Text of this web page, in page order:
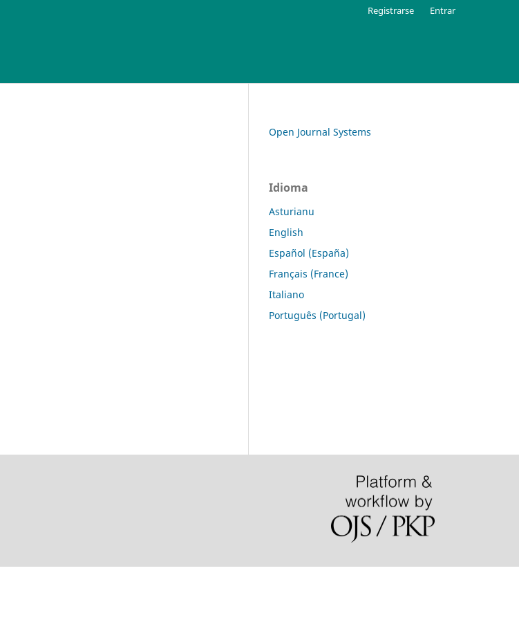
Registrarse Entrar
Open Journal Systems
Idioma
Asturianu
English
Español (España)
Français (France)
Italiano
Português (Portugal)